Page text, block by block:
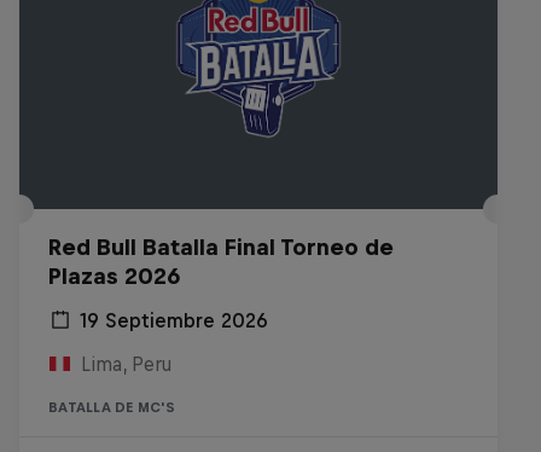
Red Bull Batalla Final Torneo de
Plazas 2026
19 Septiembre 2026
Lima, Peru
BATALLA DE MC'S